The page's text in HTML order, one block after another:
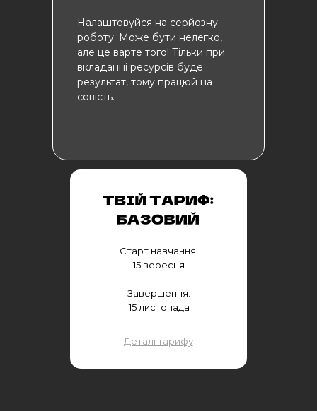
Налаштовуйся на серйозну
роботу. Може бути нелегко,
але це варте того! Тільки при
вкладанні ресурсів буде
результат, тому працюй на
совість.
Cтарт навчання:
15 вересня
Завершення:
15 листопада
Деталі тарифу